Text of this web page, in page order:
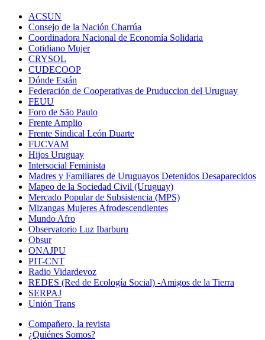
ACSUN
Consejo de la Nación Charrúa
Coordinadora Nacional de Economía Solidaria
Cotidiano Mujer
CRYSOL
CUDECOOP
Dónde Están
Federación de Cooperativas de Pruduccion del Uruguay
FEUU
Foro de São Paulo
Frente Amplio
Frente Sindical León Duarte
FUCVAM
Hijos Uruguay
Intersocial Feminista
Madres y Familiares de Uruguayos Detenidos Desaparecidos
Mapeo de la Sociedad Civil (Uruguay)
Mercado Popular de Subsistencia (MPS)
Mizangas Mujeres Afrodescendientes
Mundo Afro
Observatorio Luz Ibarburu
Obsur
ONAJPU
PIT-CNT
Radio Vidardevoz
REDES (Red de Ecología Social) -Amigos de la Tierra
SERPAJ
Unión Trans
Compañero, la revista
¿Quiénes Somos?